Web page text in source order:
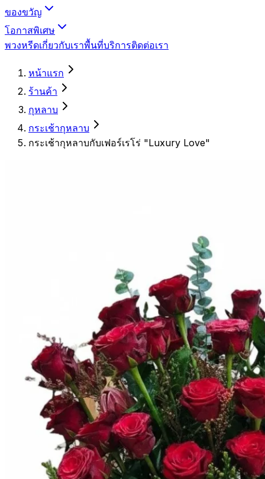
ของขวัญ
โอกาสพิเศษ
พวงหรีดเกี่ยวกับเราพื้นที่บริการติดต่อเรา
หน้าแรก
ร้านค้า
กุหลาบ
กระเช้ากุหลาบ
กระเช้ากุหลาบกับเฟอร์เรโร่ "Luxury Love"